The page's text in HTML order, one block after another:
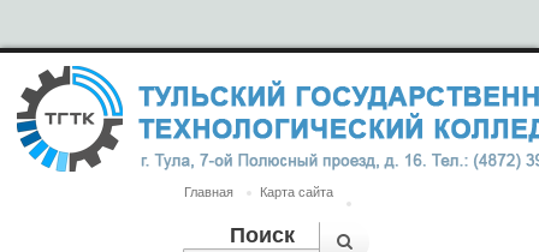
Главная Карта сайта
Поиск